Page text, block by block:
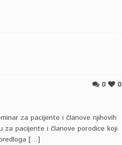
0 0
za pacijente i članove njihovih
za pacijente i članove porodice koji
[…]